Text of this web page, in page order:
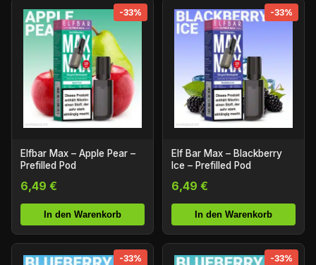
-33%
Elfbar Max – Apple Pear –
Prefilled Pod
6,49 €
In den Warenkorb
-33%
Elf Bar Max – Blackberry
Ice – Prefilled Pod
6,49 €
In den Warenkorb
-33% -33%